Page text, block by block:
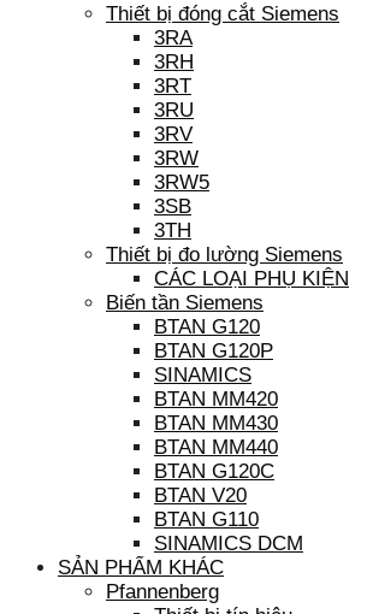
Thiết bị đóng cắt Siemens
3RA
3RH
3RT
3RU
3RV
3RW
3RW5
3SB
3TH
Thiết bị đo lường Siemens
CÁC LOẠI PHỤ KIỆN
Biến tần Siemens
BTAN G120
BTAN G120P
SINAMICS
BTAN MM420
BTAN MM430
BTAN MM440
BTAN G120C
BTAN V20
BTAN G110
SINAMICS DCM
SẢN PHẨM KHÁC
Pfannenberg